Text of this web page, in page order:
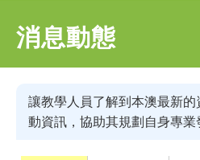
消息動態
讓教學人員了解到本澳最新
動資訊，協助其規劃自身專業